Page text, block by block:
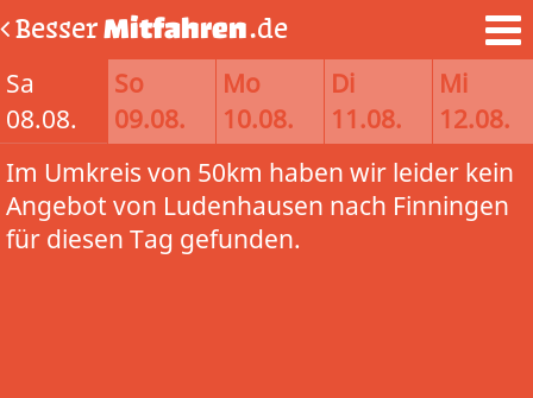
BesserMitfahren.de
Sa
08.08.
So
09.08.
Mo
10.08.
Di
11.08.
Mi
12.08.
Im Umkreis von 50km haben wir leider kein
Angebot von Ludenhausen nach Finningen
für diesen Tag gefunden.